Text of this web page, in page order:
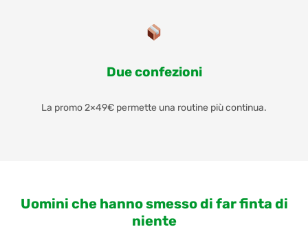
Due confezioni
La promo 2×49€ permette una routine più continua.
Uomini che hanno smesso di far finta di
niente